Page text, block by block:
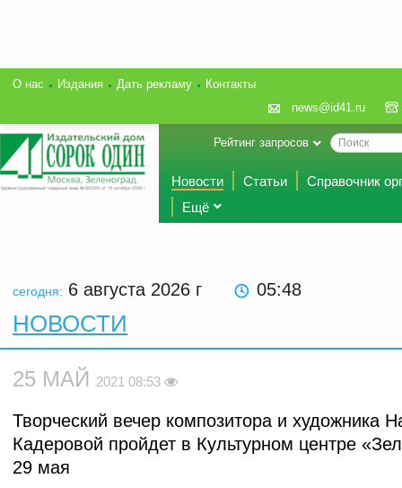
О нас Издания Дать рекламу
Контакты
news@id41.ru
Рейтинг запросов
Новости Статьи
Справочник
Ещё
сегодня: 6 августа 2026 г 05:48
НОВОСТИ
25 МАЙ 2021 08:53
Творческий вечер композитора и художника
Кадеровой пройдет в Культурном центре
29 мая